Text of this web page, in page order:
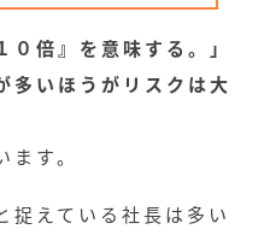
０倍』を意味する。」
多いほうがリスクは大
す。
捉えている社長は多い